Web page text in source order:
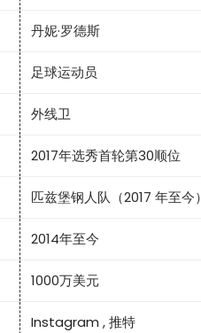
丹妮·罗德斯
足球运动员
外线卫
2017年选秀首轮第30顺位
匹兹堡钢人队（2017 年至今）
2014年至今
1000万美元
Instagram ,推特